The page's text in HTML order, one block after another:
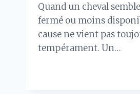
Quand un cheval
fermé ou moins
cause ne vient pas
tempérament. Un…